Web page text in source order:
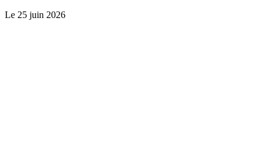
Le 25 juin 2026